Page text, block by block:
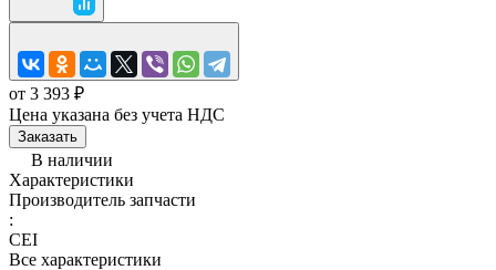
от 3 393 ₽
Цена указана без учета НДС
Заказать
В наличии
Характеристики
Производитель запчасти
:
CEI
Все характеристики